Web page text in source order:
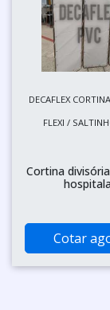
DECAFLEX
FLEXI /
Cortina
Cotar